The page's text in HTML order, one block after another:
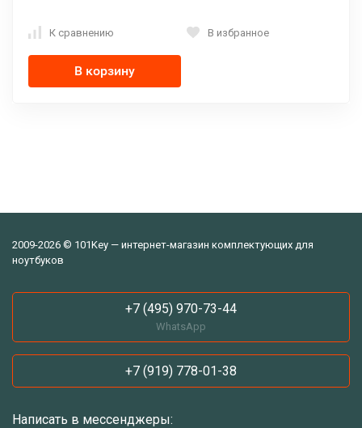
К сравнению В избранное
В корзину
2009-2026 © 101Key — интернет-магазин комплектующих для
ноутбуков
+7 (495) 970-73-44
WhatsApp
+7 (919) 778-01-38
Написать в мессенджеры: